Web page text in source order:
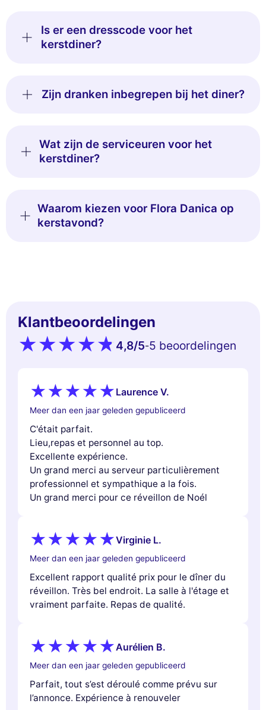
Is er een dresscode voor het
kerstdiner?
Zijn dranken inbegrepen bij het diner?
Wat zijn de serviceuren voor het
kerstdiner?
Waarom kiezen voor Flora Danica op
kerstavond?
Klantbeoordelingen
4,8/5-5 beoordelingen
Laurence V.
Meer dan een jaar geleden gepubliceerd
C'était parfait.
Lieu,repas et personnel au top.
Excellente expérience.
Un grand merci au serveur particulièrement
professionnel et sympathique a la fois.
Un grand merci pour ce réveillon de Noél
Virginie L.
Meer dan een jaar geleden gepubliceerd
Excellent rapport qualité prix pour le dîner du
réveillon. Très bel endroit. La salle à l'étage et
vraiment parfaite. Repas de qualité.
Aurélien B.
Meer dan een jaar geleden gepubliceerd
Parfait, tout s’est déroulé comme prévu sur
l’annonce. Expérience à renouveler